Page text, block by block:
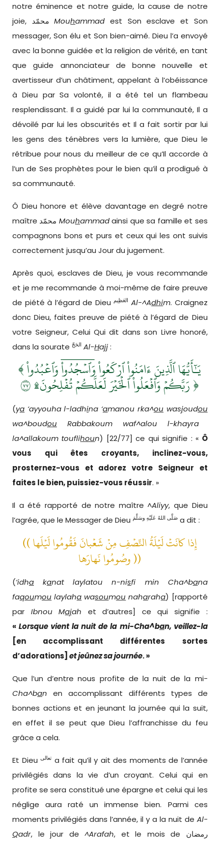
notre éminence et notre guide, la cause de notre
joie, محمّدMouhammad est Son esclave et Son
messager, Son élu et Son bien-aimé. Dieu l’a envoyé
avec la bonne guidée et la religion de vérité, en tant
que guide annonciateur de bonne nouvelle et
avertisseur d’un châtiment, appelant à l’obéissance
à Dieu par Sa volonté, il a été tel un flambeau
resplendissant. Il a guidé par lui la communauté, Il a
dévoilé par lui les obscurités et Il a fait sortir par lui
les gens des ténèbres vers la lumière, que Dieu le
rétribue pour nous du meilleur de ce qu’Il accorde à
l’un de Ses prophètes pour le bien qu’il a prodigué à
sa communauté.
Ô Dieu honore et élève davantage en degré notre
Mouhammadainsi que sa famille et ses
compagnons bons et purs et ceux qui les ont suivis
correctement jusqu’au Jour du jugement.
Après quoi, esclaves de Dieu, je vous recommande
et je me recommande à moi-même de faire preuve
de piété à l’égard de Dieuالعَظِيم Al-^Adhim. Craignez
donc Dieu, faites preuve de piété à l’égard de Dieu
votre Seigneur, Celui Qui dit dans son Livre honoré,
dans la sourate الحَجّ Al-Hajj:
﴾يَـٰٓأَيُّهَا ٱلَّذِينَ ءَامَنُواْ ٱرۡكَعُواْ وَٱسۡجُدُواْۤ وَٱعۡبُدُواْ
﴿
(ya ‘ayyouha l-ladhina ‘amanou rka^ou wasjoudou
wa^boudou Rabbakoum waf^alou l-khayra
la^allakoum touflihoun) [22/77] ce qui signifie : « Ô
vous qui êtes croyants, inclinez-vous,
prosternez-vous et adorez votre Seigneur et
faites le bien, puissiez-vous réussir. »
Il a été rapporté de notre maître ^Aliyy, que Dieu
l’agrée, que le Messager de Dieu صَلَّى اللهُ عَلَيْهِ وسَلَّمَ a dit :
(( إِذا كانَتْ لَيْلَةُ النِّصْفِ مِنْ شَعْبانَ فَقُومُوا لَيْلَها
وصُومُوا نَهارَها ))
(‘idha kanat laylatou n-nisfi min Cha^bana
faqoumou laylaha wasoumou naharaha) [rapporté
par Ibnou Majah et d’autres] ce qui signifie :
« Lorsque vient la nuit de la mi-Cha^ban, veillez-la
[en accomplissant différentes sortes
d’adorations] et jeûnez sa journée. »
Que l’un d’entre nous profite de la nuit de la mi-
Cha^ban en accomplissant différents types de
bonnes actions et en jeunant la journée qui la suit,
en effet il se peut que Dieu l’affranchisse du feu
grâce a cela.
Et Dieuتعالى a fait qu’il y ait des moments de l’année
privilégiés dans la vie d’un croyant. Celui qui en
profite se sera constitué une épargne et celui qui les
néglige aura raté un immense bien. Parmi ces
moments privilégiés dans l’année, il y a la nuit de Al-
Qadr, le jour de^Arafah
, et le mois de رمضان